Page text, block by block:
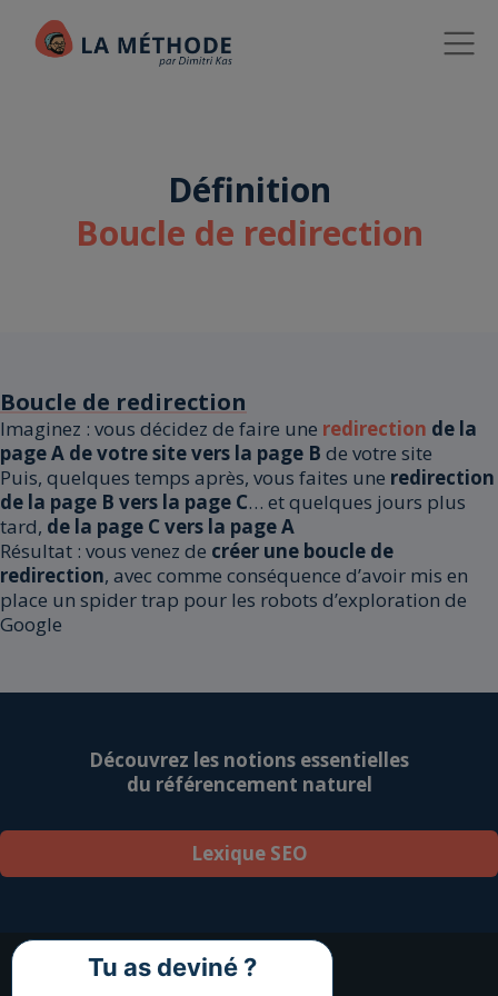
Définition
Boucle de redirection
Boucle de redirection
Imaginez : vous décidez de faire une redirection de la
page A de votre site vers la page B de votre site
Puis, quelques temps après, vous faites une redirection
de la page B vers la page C… et quelques jours plus
tard, de la page C vers la page A
Résultat : vous venez de créer une boucle de
redirection, avec comme conséquence d’avoir mis en
place un spider trap pour les robots d’exploration de
Google
Découvrez les notions essentielles
du référencement naturel
Lexique SEO
Tu as deviné ?